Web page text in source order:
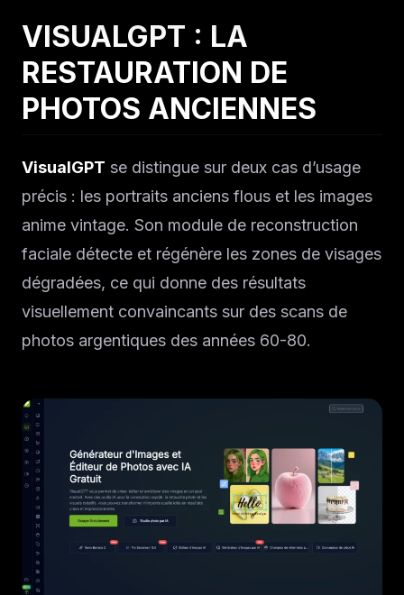
VISUALGPT : LA
RESTAURATION DE
PHOTOS ANCIENNES
VisualGPT se distingue sur deux cas d’usage
précis : les portraits anciens flous et les images
anime vintage. Son module de reconstruction
faciale détecte et régénère les zones de visages
dégradées, ce qui donne des résultats
visuellement convaincants sur des scans de
photos argentiques des années 60-80.